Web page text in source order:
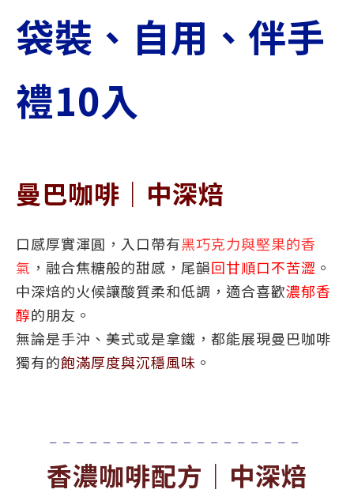
袋裝、自用、伴手
禮10入
曼巴咖啡｜中深焙
口感厚實渾圓，入口帶有黑巧克力與堅果的香
氣 ，融合焦糖般的甜感，尾韻回甘順口不苦澀 。
中深焙的火候讓酸質柔和低調，適合喜歡濃郁香
醇的朋友。
無論是手沖、美式或是拿鐵，都能展現曼巴咖啡
獨有的飽滿厚度與沉穩風味 。
╴╴╴╴╴╴╴╴╴╴╴╴╴╴╴╴╴╴╴
香濃咖啡配方｜中深焙